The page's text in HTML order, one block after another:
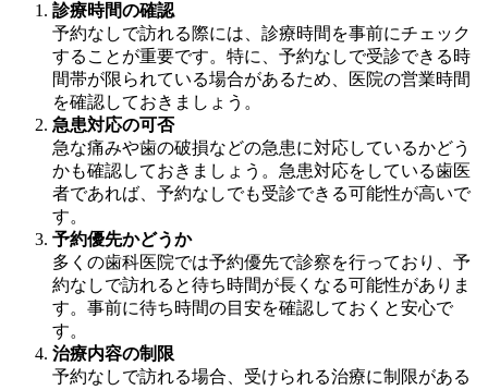
診療時間の確認
予約なしで訪れる際には、診療時間を事前にチェック
することが重要です。特に、予約なしで受診できる時
間帯が限られている場合があるため、医院の営業時間
を確認しておきましょう。
急患対応の可否
急な痛みや歯の破損などの急患に対応しているかどう
かも確認しておきましょう。急患対応をしている歯医
者であれば、予約なしでも受診できる可能性が高いで
す。
予約優先かどうか
多くの歯科医院では予約優先で診察を行っており、予
約なしで訪れると待ち時間が長くなる可能性がありま
す。事前に待ち時間の目安を確認しておくと安心で
す。
治療内容の制限
予約なしで訪れる場合、受けられる治療に制限がある